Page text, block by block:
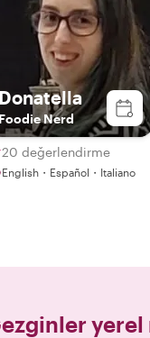
Donatella
Foodie Nerd
20 değerlendirme
English・Español・Italiano